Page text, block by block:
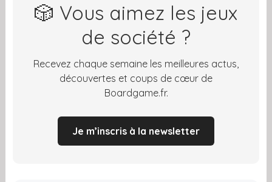
🎲 Vous aimez les jeux
de société ?
Recevez chaque semaine les meilleures actus,
découvertes et coups de cœur de
Boardgame.fr.
Je m’inscris à la newsletter